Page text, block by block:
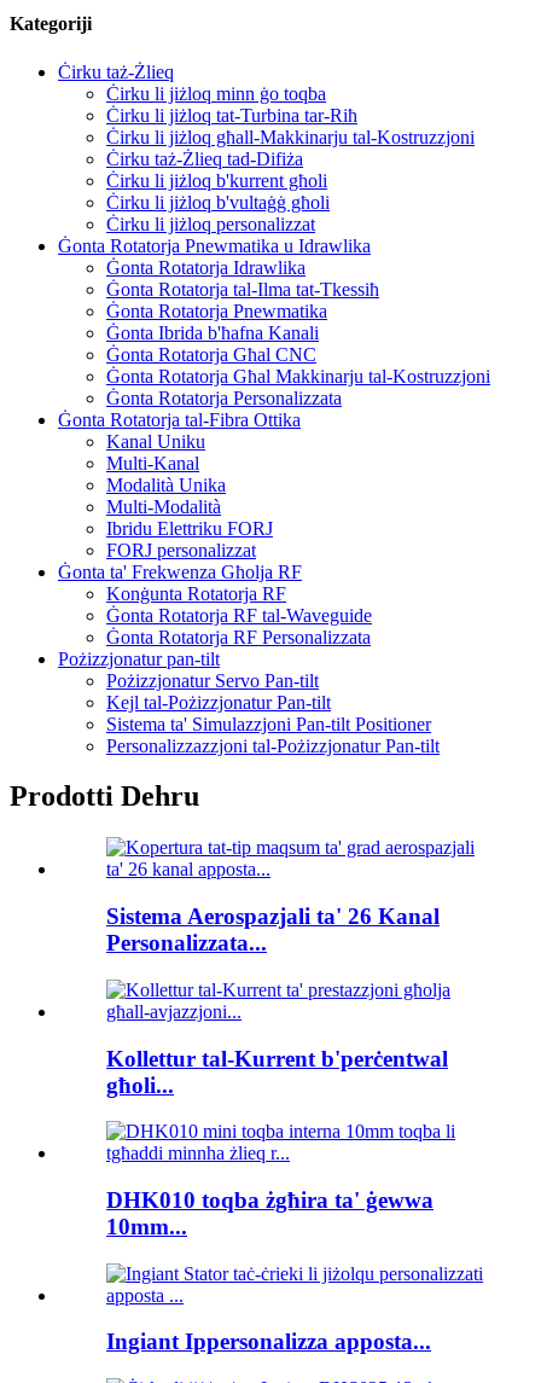
Kategoriji
Ċirku taż-Żlieq
Ċirku li jiżloq minn ġo toqba
Ċirku li jiżloq tat-Turbina tar-Riħ
Ċirku li jiżloq għall-Makkinarju tal-Kostruzzjoni
Ċirku taż-Żlieq tad-Difiża
Ċirku li jiżloq b'kurrent għoli
Ċirku li jiżloq b'vultaġġ għoli
Ċirku li jiżloq personalizzat
Ġonta Rotatorja Pnewmatika u Idrawlika
Ġonta Rotatorja Idrawlika
Ġonta Rotatorja tal-Ilma tat-Tkessiħ
Ġonta Rotatorja Pnewmatika
Ġonta Ibrida b'ħafna Kanali
Ġonta Rotatorja Għal CNC
Ġonta Rotatorja Għal Makkinarju tal-Kostruzzjoni
Ġonta Rotatorja Personalizzata
Ġonta Rotatorja tal-Fibra Ottika
Kanal Uniku
Multi-Kanal
Modalità Unika
Multi-Modalità
Ibridu Elettriku FORJ
FORJ personalizzat
Ġonta ta' Frekwenza Għolja RF
Konġunta Rotatorja RF
Ġonta Rotatorja RF tal-Waveguide
Ġonta Rotatorja RF Personalizzata
Pożizzjonatur pan-tilt
Pożizzjonatur Servo Pan-tilt
Kejl tal-Pożizzjonatur Pan-tilt
Sistema ta' Simulazzjoni Pan-tilt Positioner
Personalizzazzjoni tal-Pożizzjonatur Pan-tilt
Prodotti Dehru
Sistema Aerospazjali ta' 26 Kanal
Personalizzata...
Kollettur tal-Kurrent b'perċentwal
għoli...
DHK010 toqba żgħira ta' ġewwa
10mm...
Ingiant Ippersonalizza apposta...